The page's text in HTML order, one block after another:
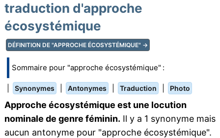
traduction d'approche
écosystémique
DÉFINITION DE "APPROCHE ÉCOSYSTÉMIQUE" →
Sommaire pour "approche écosystémique" :
Synonymes Antonymes Traduction Photo
Approche écosystémique est une locution
nominale de genre féminin. Il y a 1 synonyme mais
aucun antonyme pour "approche écosystémique".